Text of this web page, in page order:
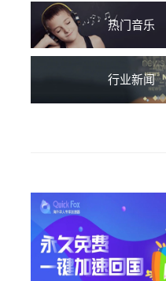
热门音乐
行业新闻